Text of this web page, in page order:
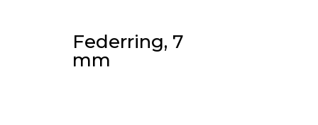
Federring, 7
mm